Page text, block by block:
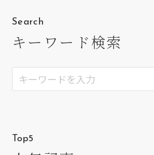
Search
キーワード検索
Top5